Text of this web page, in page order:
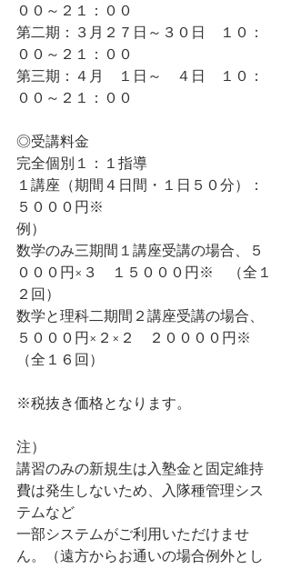
００～２１：００
第二期：３月２７日～３０日　１０：
００～２１：００
第三期：４月　１日～　４日　１０：
００～２１：００
◎受講料金
完全個別１：１指導
１講座（期間４日間・１日５０分）：
５０００円※
例）
数学のみ三期間１講座受講の場合、５
０００円×３　１５０００円※　（全１
２回）
数学と理科二期間２講座受講の場合、
５０００円×２×２　２００００円※
（全１６回）
※税抜き価格となります。
注）
講習のみの新規生は入塾金と固定維持
費は発生しないため、入隊種管理シス
テムなど
一部システムがご利用いただけませ
ん。（遠方からお通いの場合例外とし